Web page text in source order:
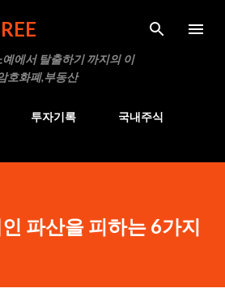
콘텐츠로 건너뛰기
에서 탈출하기 까지의 이
호화폐,부동산
투자기록 국내주식
파산을 피하는 6가지